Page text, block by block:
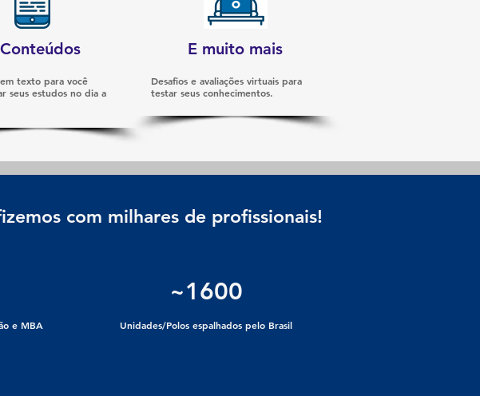
Conteúdos
texto para você
seus estudos no dia a
E muito mais
Desafios e avaliações virtuais para
testar seus conhecimentos.
com milhares de profissionais!
e MBA
~1600
Unidades/Polos espalhados pelo Brasil